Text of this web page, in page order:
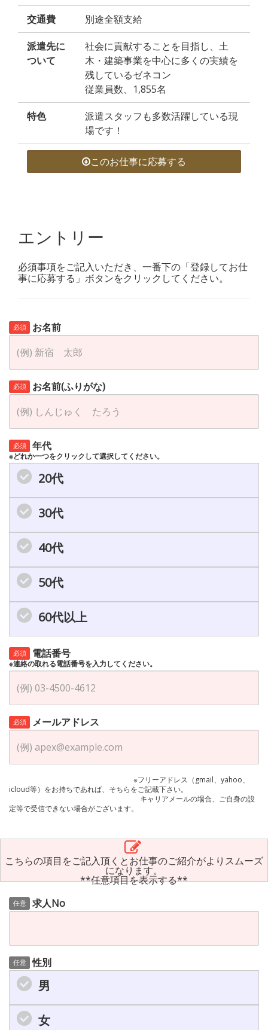
交通費 別途全額支給
派遣先に
ついて
社会に貢献することを目指し、土
木・建築事業を中心に多くの実績を
残しているゼネコン
従業員数、1,855名
特色
派遣スタッフも多数活躍している現
場です！
このお仕事に応募する
エントリー
必須事項をご記入いただき、一番下の「登録してお仕
事に応募する」ボタンをクリックしてください。
必須 お名前
必須 お名前(ふりがな)
必須 年代
※どれか一つをクリックして選択してください。
20代
30代
40代
50代
60代以上
必須 電話番号
※連絡の取れる電話番号を入力してください。
必須 メールアドレス
※フリーアドレス（gmail、yahoo、
icloud等）をお持ちであれば、そちらをご記載下さい。
キャリアメールの場合、ご自身の設
定等で受信できない場合がございます。
こちらの項目をご記入頂くとお仕事のご紹介がよりスムーズ
になります。
**任意項目を表示する**
任意 求人No
任意 性別
男
女